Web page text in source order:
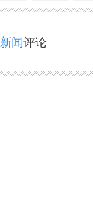
新闻评论